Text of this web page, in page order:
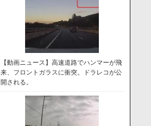
【動画ニュース】高速道路でハンマーが飛
来、フロントガラスに衝突。ドラレコが公
開される。